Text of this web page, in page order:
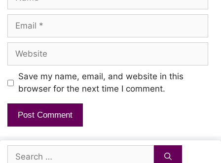
Ippa paakkura kanna
Erudhu erudhu piththam
Kattippoduthu kannu
Mutti poduthu nenju
Aachu varushangal anju
Edhaiyo edhaiyo senje
Email
Website
Save my name, email, and website in this
browser for the next time I comment.
Search